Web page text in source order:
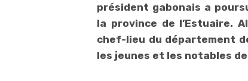
président gabonais a
la province de l’Estuaire.
chef-lieu du département
les jeunes et les notables